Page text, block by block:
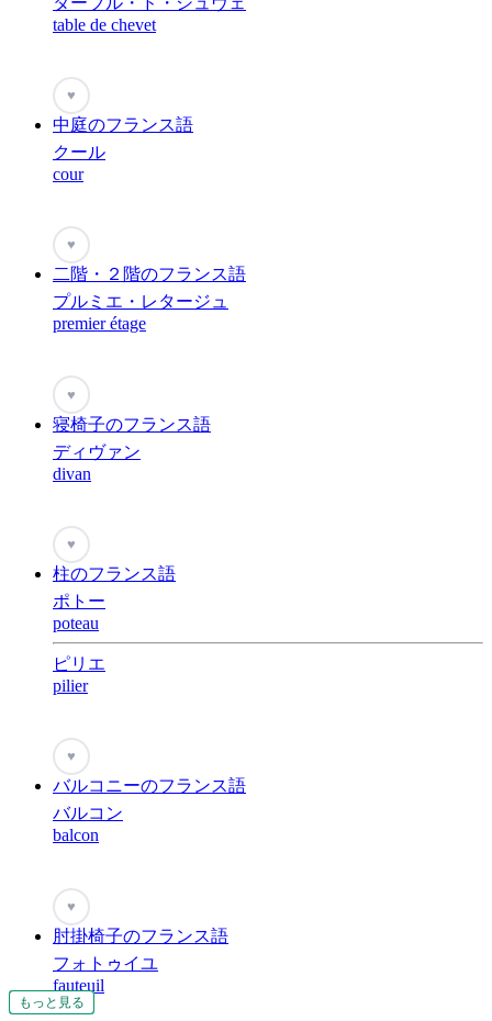
もっと見る
もっと見る
もっと見る
もっと見る
もっと見る
もっと見る
もっと見る
table de chevet
♥
中庭のフランス語
クール
cour
♥
二階・２階のフランス語
プルミエ・レタージュ
premier étage
♥
寝椅子のフランス語
ディヴァン
divan
♥
柱のフランス語
ポトー
poteau
ピリエ
pilier
♥
バルコニーのフランス語
バルコン
balcon
♥
肘掛椅子のフランス語
フォトゥイユ
fauteuil
もっと見る
もっと見る